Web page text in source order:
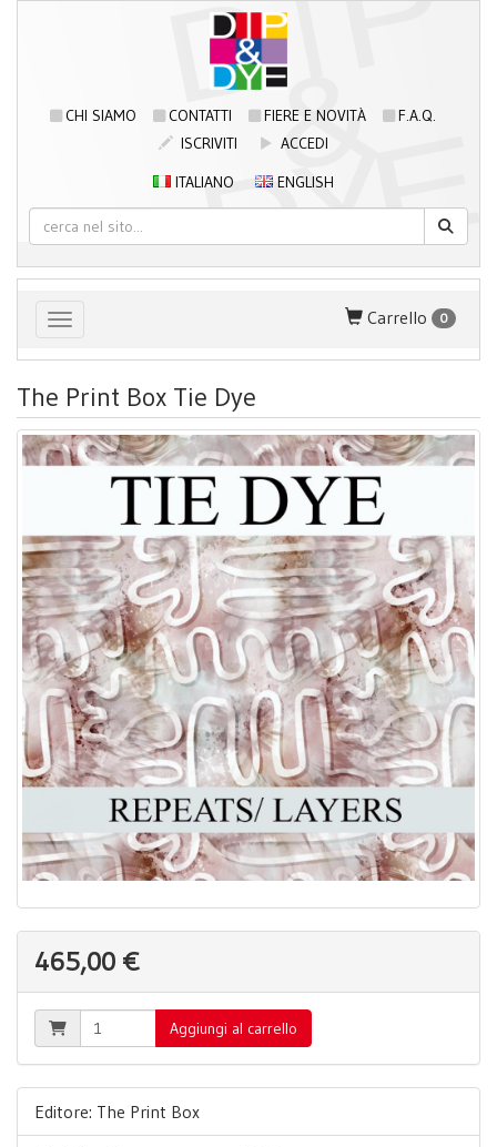
CHI SIAMO CONTATTI FIERE E NOVITÀ
F.A.Q.
ISCRIVITI
ACCEDI
ITALIANO
ENGLISH
Toggle navigation Carrello 0
The Print Box Tie Dye
465,00 €
Aggiungi al carrello
Editore: The Print Box